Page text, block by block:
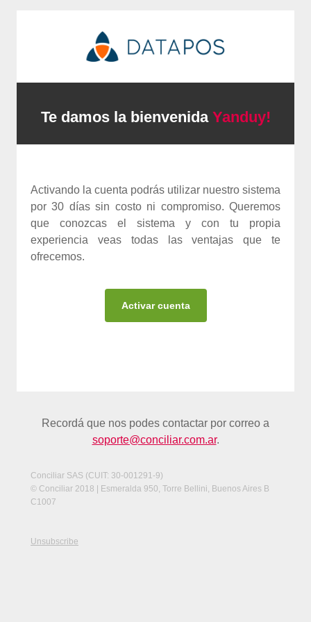
Te damos la bienvenida Yanduy!
Activando la cuenta podrás utilizar nuestro sistema
por 30 días sin costo ni compromiso. Queremos
que conozcas el sistema y con tu propia
experiencia veas todas las ventajas que te
ofrecemos.
Activar cuenta
Recordá que nos podes contactar por correo a
soporte@conciliar.com.ar.
Conciliar SAS (CUIT: 30-001291-9)
© Conciliar 2018 | Esmeralda 950, Torre Bellini, Buenos Aires B
C1007
Unsubscribe